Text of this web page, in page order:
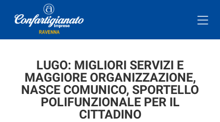
LUGO: MIGLIORI SERVIZI E
MAGGIORE ORGANIZZAZIONE,
NASCE COMUNICO, SPORTELLO
POLIFUNZIONALE PER IL
CITTADINO